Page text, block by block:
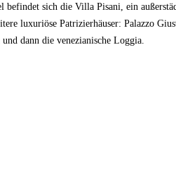
befindet sich die Villa Pisani, ein
luxuriöse Patrizierhäuser: Palazzo
dann die venezianische Loggia.